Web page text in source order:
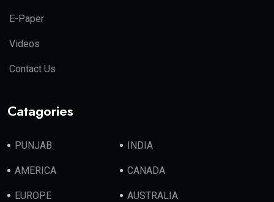
E-Paper
Videos
Contact Us
Catagories
PUNJAB INDIA
AMERICA CANADA
EUROPE AUSTRALIA